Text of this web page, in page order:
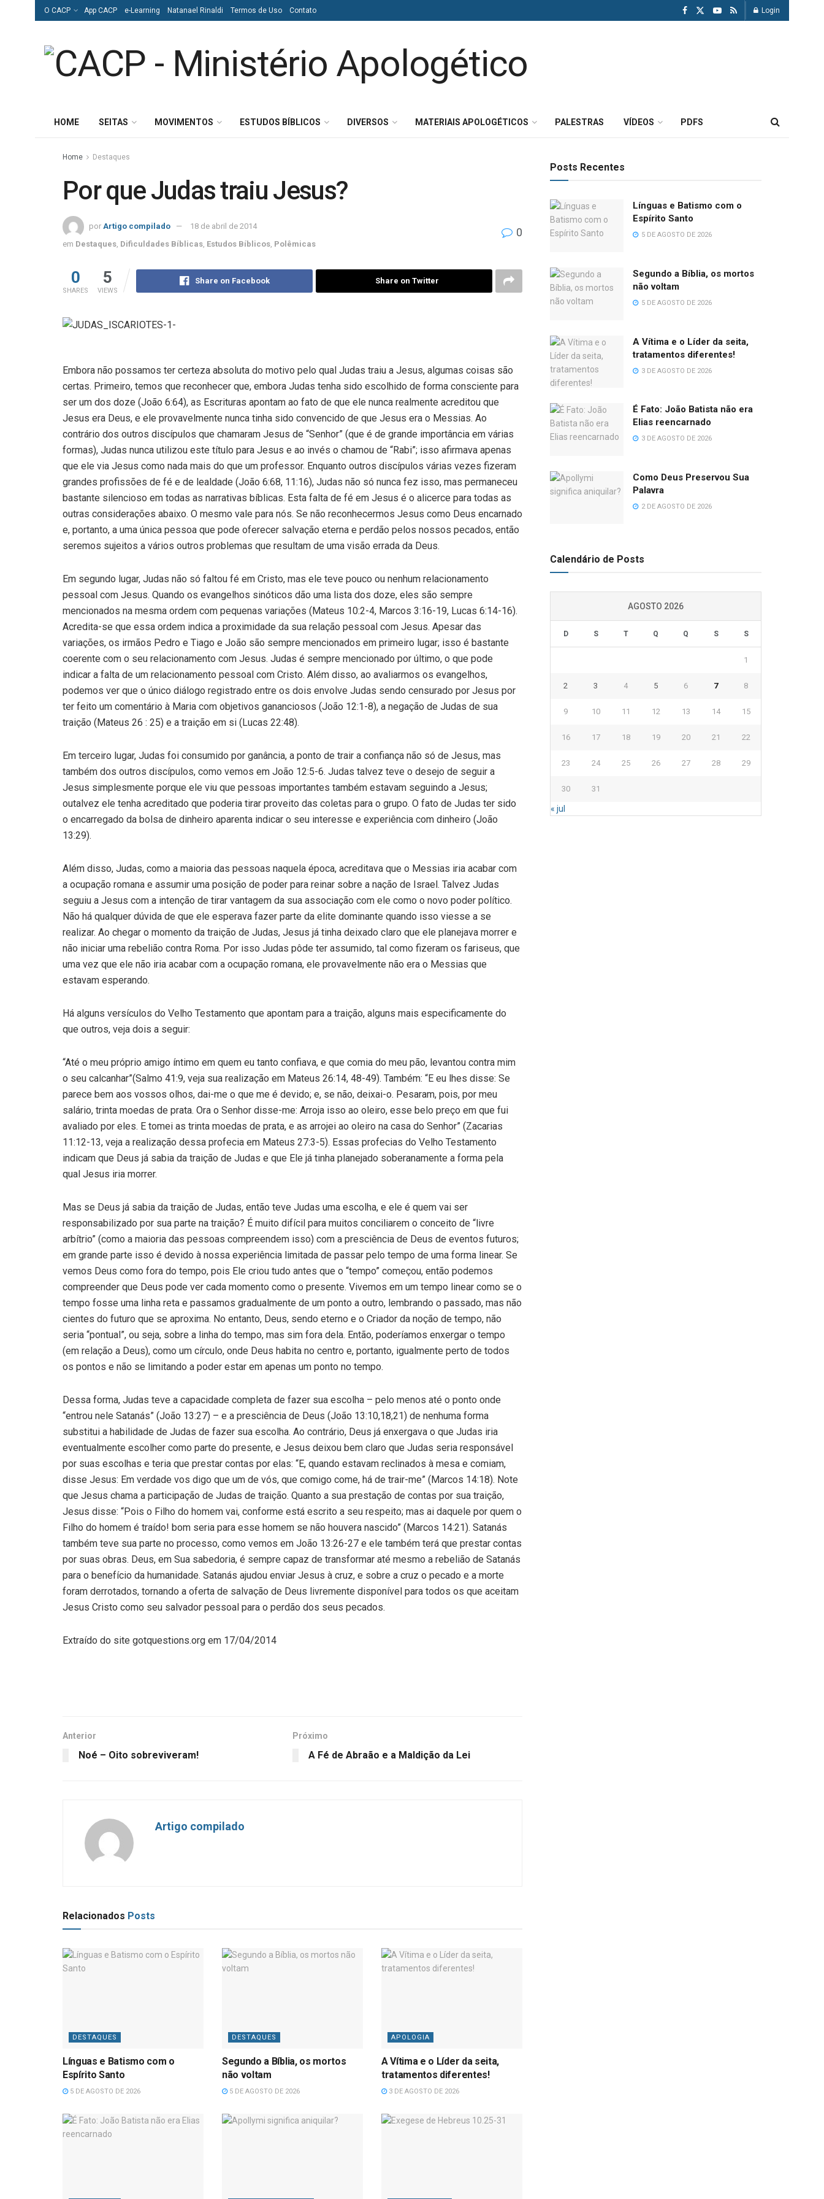
O CACP App CACP e-Learning Natanael Rinaldi Termos de Uso Contato Login
HOME SEITAS MOVIMENTOS ESTUDOS BÍBLICOS DIVERSOS MATERIAIS APOLOGÉTICOS PALESTRAS VÍDEOS PDFS
Home Destaques
Por que Judas traiu Jesus?
por Artigo compilado
18 de abril de 2014
em Destaques Dificuldades Bíblicas Estudos Bíblicos Polêmicas
0
0
SHARES
5
VIEWS
Share on Facebook Share on Twitter
Embora não possamos ter certeza absoluta do motivo pelo qual Judas traiu a Jesus, algumas coisas são
certas. Primeiro, temos que reconhecer que, embora Judas tenha sido escolhido de forma consciente para
ser um dos doze (João 6:64), as Escrituras apontam ao fato de que ele nunca realmente acreditou que
Jesus era Deus, e ele provavelmente nunca tinha sido convencido de que Jesus era o Messias. Ao
contrário dos outros discípulos que chamaram Jesus de “Senhor” (que é de grande importância em várias
formas), Judas nunca utilizou este título para Jesus e ao invés o chamou de “Rabi”; isso afirmava apenas
que ele via Jesus como nada mais do que um professor. Enquanto outros discípulos várias vezes fizeram
grandes profissões de fé e de lealdade (João 6:68, 11:16), Judas não só nunca fez isso, mas permaneceu
bastante silencioso em todas as narrativas bíblicas. Esta falta de fé em Jesus é o alicerce para todas as
outras considerações abaixo. O mesmo vale para nós. Se não reconhecermos Jesus como Deus encarnado
e, portanto, a uma única pessoa que pode oferecer salvação eterna e perdão pelos nossos pecados, então
seremos sujeitos a vários outros problemas que resultam de uma visão errada da Deus.
Em segundo lugar, Judas não só faltou fé em Cristo, mas ele teve pouco ou nenhum relacionamento
pessoal com Jesus. Quando os evangelhos sinóticos dão uma lista dos doze, eles são sempre
mencionados na mesma ordem com pequenas variações (Mateus 10:2-4, Marcos 3:16-19, Lucas 6:14-16).
Acredita-se que essa ordem indica a proximidade da sua relação pessoal com Jesus. Apesar das
variações, os irmãos Pedro e Tiago e João são sempre mencionados em primeiro lugar; isso é bastante
coerente com o seu relacionamento com Jesus. Judas é sempre mencionado por último, o que pode
indicar a falta de um relacionamento pessoal com Cristo. Além disso, ao avaliarmos os evangelhos,
podemos ver que o único diálogo registrado entre os dois envolve Judas sendo censurado por Jesus por
ter feito um comentário à Maria com objetivos gananciosos (João 12:1-8), a negação de Judas de sua
traição (Mateus 26 : 25) e a traição em si (Lucas 22:48).
Em terceiro lugar, Judas foi consumido por ganância, a ponto de trair a confiança não só de Jesus, mas
também dos outros discípulos, como vemos em João 12:5-6. Judas talvez teve o desejo de seguir a
Jesus simplesmente porque ele viu que pessoas importantes também estavam seguindo a Jesus;
outalvez ele tenha acreditado que poderia tirar proveito das coletas para o grupo. O fato de Judas ter sido
o encarregado da bolsa de dinheiro aparenta indicar o seu interesse e experiência com dinheiro (João
13:29).
Além disso, Judas, como a maioria das pessoas naquela época, acreditava que o Messias iria acabar com
a ocupação romana e assumir uma posição de poder para reinar sobre a nação de Israel. Talvez Judas
seguiu a Jesus com a intenção de tirar vantagem da sua associação com ele como o novo poder político.
Não há qualquer dúvida de que ele esperava fazer parte da elite dominante quando isso viesse a se
realizar. Ao chegar o momento da traição de Judas, Jesus já tinha deixado claro que ele planejava morrer e
não iniciar uma rebelião contra Roma. Por isso Judas pôde ter assumido, tal como fizeram os fariseus, que
uma vez que ele não iria acabar com a ocupação romana, ele provavelmente não era o Messias que
estavam esperando.
Há alguns versículos do Velho Testamento que apontam para a traição, alguns mais especificamente do
que outros, veja dois a seguir:
“Até o meu próprio amigo íntimo em quem eu tanto confiava, e que comia do meu pão, levantou contra mim
o seu calcanhar”(Salmo 41:9, veja sua realização em Mateus 26:14, 48-49). Também: “E eu lhes disse: Se
parece bem aos vossos olhos, dai-me o que me é devido; e, se não, deixai-o. Pesaram, pois, por meu
salário, trinta moedas de prata. Ora o Senhor disse-me: Arroja isso ao oleiro, esse belo preço em que fui
avaliado por eles. E tomei as trinta moedas de prata, e as arrojei ao oleiro na casa do Senhor” (Zacarias
11:12-13, veja a realização dessa profecia em Mateus 27:3-5). Essas profecias do Velho Testamento
indicam que Deus já sabia da traição de Judas e que Ele já tinha planejado soberanamente a forma pela
qual Jesus iria morrer.
Mas se Deus já sabia da traição de Judas, então teve Judas uma escolha, e ele é quem vai ser
responsabilizado por sua parte na traição? É muito difícil para muitos conciliarem o conceito de “livre
arbítrio” (como a maioria das pessoas compreendem isso) com a presciência de Deus de eventos futuros;
em grande parte isso é devido à nossa experiência limitada de passar pelo tempo de uma forma linear. Se
vemos Deus como fora do tempo, pois Ele criou tudo antes que o “tempo” começou, então podemos
compreender que Deus pode ver cada momento como o presente. Vivemos em um tempo linear como se o
tempo fosse uma linha reta e passamos gradualmente de um ponto a outro, lembrando o passado, mas não
cientes do futuro que se aproxima. No entanto, Deus, sendo eterno e o Criador da noção de tempo, não
seria “pontual”, ou seja, sobre a linha do tempo, mas sim fora dela. Então, poderíamos enxergar o tempo
(em relação a Deus), como um círculo, onde Deus habita no centro e, portanto, igualmente perto de todos
os pontos e não se limitando a poder estar em apenas um ponto no tempo.
Dessa forma, Judas teve a capacidade completa de fazer sua escolha – pelo menos até o ponto onde
“entrou nele Satanás” (João 13:27) – e a presciência de Deus (João 13:10,18,21) de nenhuma forma
substitui a habilidade de Judas de fazer sua escolha. Ao contrário, Deus já enxergava o que Judas iria
eventualmente escolher como parte do presente, e Jesus deixou bem claro que Judas seria responsável
por suas escolhas e teria que prestar contas por elas: “E, quando estavam reclinados à mesa e comiam,
disse Jesus: Em verdade vos digo que um de vós, que comigo come, há de trair-me” (Marcos 14:18). Note
que Jesus chama a participação de Judas de traição. Quanto a sua prestação de contas por sua traição,
Jesus disse: “Pois o Filho do homem vai, conforme está escrito a seu respeito; mas ai daquele por quem o
Filho do homem é traído! bom seria para esse homem se não houvera nascido” (Marcos 14:21). Satanás
também teve sua parte no processo, como vemos em João 13:26-27 e ele também terá que prestar contas
por suas obras. Deus, em Sua sabedoria, é sempre capaz de transformar até mesmo a rebelião de Satanás
para o benefício da humanidade. Satanás ajudou enviar Jesus à cruz, e sobre a cruz o pecado e a morte
foram derrotados, tornando a oferta de salvação de Deus livremente disponível para todos os que aceitam
Jesus Cristo como seu salvador pessoal para o perdão dos seus pecados.
Extraído do site gotquestions.org em 17/04/2014
Anterior
Noé – Oito sobreviveram!
Próximo
A Fé de Abraão e a Maldição da Lei
Artigo compilado
Relacionados Posts
DESTAQUES
Línguas e Batismo com o
Espírito Santo
5 DE AGOSTO DE 2026
DESTAQUES
Segundo a Bíblia, os mortos
não voltam
5 DE AGOSTO DE 2026
APOLOGIA
A Vítima e o Líder da seita,
tratamentos diferentes!
3 DE AGOSTO DE 2026
Posts Recentes
Línguas e Batismo com o
Espírito Santo
5 DE AGOSTO DE 2026
Segundo a Bíblia, os mortos
não voltam
5 DE AGOSTO DE 2026
A Vítima e o Líder da seita,
tratamentos diferentes!
3 DE AGOSTO DE 2026
É Fato: João Batista não era
Elias reencarnado
3 DE AGOSTO DE 2026
Como Deus Preservou Sua
Palavra
2 DE AGOSTO DE 2026
Calendário de Posts
AGOSTO 2026
D S T Q Q S S
1
2 3 4 5 6 7 8
9 10 11 12 13 14 15
16 17 18 19 20 21 22
23 24 25 26 27 28 29
30 31
« jul